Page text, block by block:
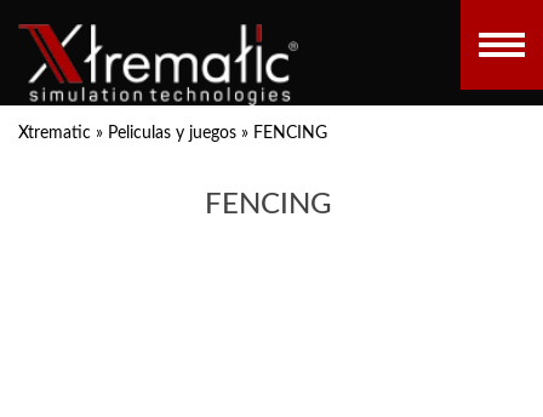
Xtrematic » Peliculas y juegos » FENCING
FENCING